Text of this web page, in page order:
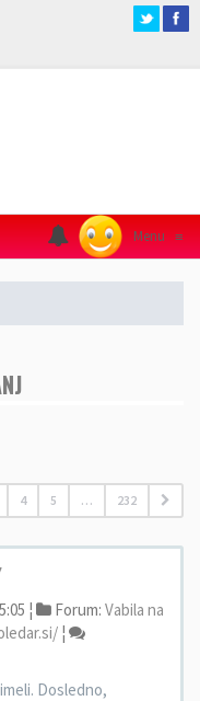
Menu ≡
4 5 … 232
¦ Forum: Vabila na
¦
Dosledno,